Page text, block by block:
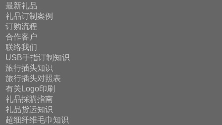
最新礼品
礼品订制案例
订购流程
合作客户
联络我们
USB手指订制知识
旅行插头知识
旅行插头对照表
有关Logo印刷
礼品採購指南
礼品货运知识
超细纤维毛巾知识